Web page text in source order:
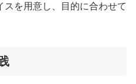
を用意し、目的に合わせて